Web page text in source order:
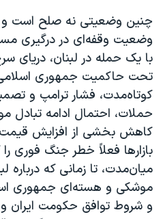
چنین وضعیتی نه صلح است و
وضعیت وقفه‌ای در درگیری
با یک حمله در لبنان، دریای
تحت حاکمیت جمهوری اسلامی
کوتاه‌مدت، فشار ترامپ و
حملات، احتمال ادامه
کاهش بخشی از افزایش
بازارها فعلاً خطر جنگ فوری را
میان‌مدت، تا زمانی که درباره
موشکی و هسته‌ای جمهوری
و شروط توافق حکومت ایران